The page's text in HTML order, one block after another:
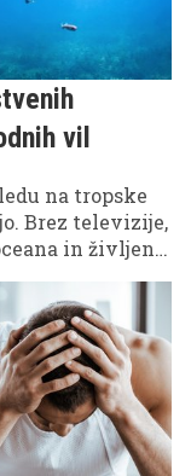
vil
na tropske
Brez televizije,
in življenje
resničnost.